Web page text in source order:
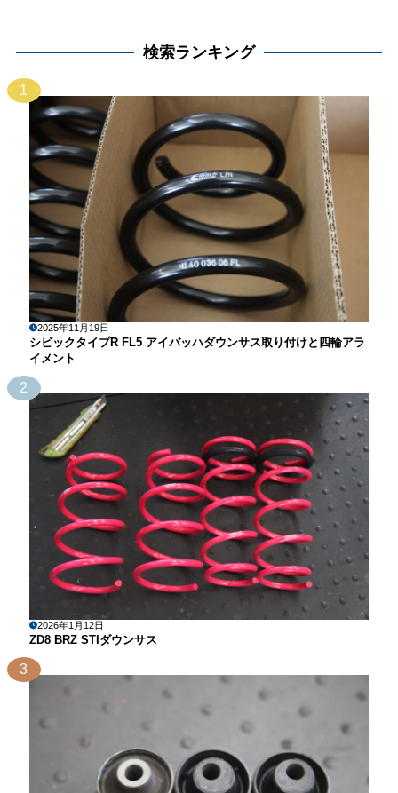
検索ランキング
1
2025年11月19日
シビックタイプR FL5 アイバッハダウンサス取り付けと四輪アラ
イメント
2
2026年1月12日
ZD8 BRZ STIダウンサス
3